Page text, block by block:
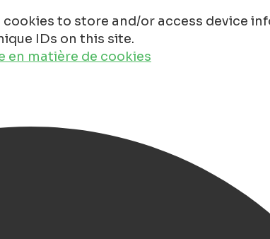
to store and/or access device
IDs on this site.
en matière de cookies